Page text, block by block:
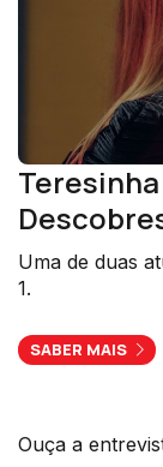
Uma de duas
1.
SABER MAIS
Ouça a